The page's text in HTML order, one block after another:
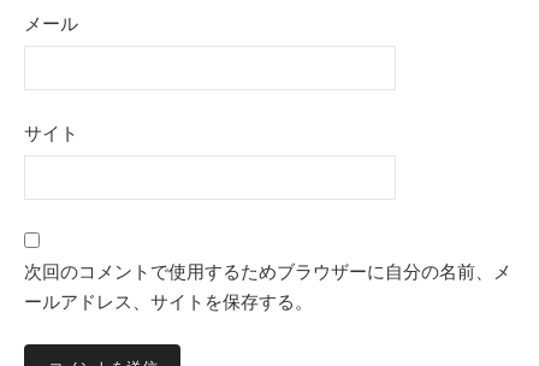
メール
サイト
次回のコメントで使用するためブラウザーに自分の名前、メ
ールアドレス、サイトを保存する。